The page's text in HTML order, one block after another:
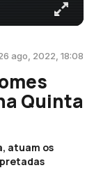
ago, 2022, 18:08
Quinta
atuam os